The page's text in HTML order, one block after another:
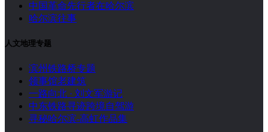
中国革命先行者在哈尔滨
哈尔滨往事
人文地理专题
滨州铁路桥专题
领事馆老建筑
一路向北 · 刘文军游记
中东铁路寻迹跨境自驾游
寻秘哈尔滨-高虹作品集